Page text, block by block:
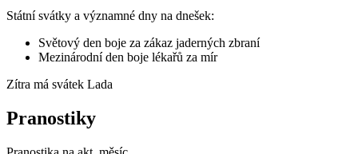
Státní svátky a významné dny na dnešek:
Světový den boje za zákaz jaderných zbraní
Mezinárodní den boje lékařů za mír
Zítra má svátek Lada
Pranostiky